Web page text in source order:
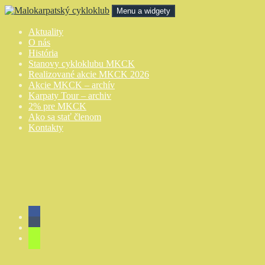
Preskočiť
obsah
Malokarpatský cykloklub
Menu a widgety
Aktuality
O nás
História
Stanovy cykloklubu MKCK
Realizované akcie MKCK 2026
Akcie MKCK – archív
Karpaty Tour – archiv
2% pre MKCK
Ako sa stať členom
Kontakty